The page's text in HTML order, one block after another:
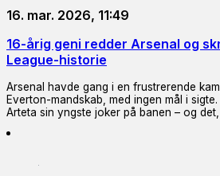
16. mar. 2026, 11:49
16-årig geni redder Arsenal og
League-historie
Arsenal havde gang i en frustrerende
Everton-mandskab, med ingen mål i
Arteta sin yngste joker på banen – og